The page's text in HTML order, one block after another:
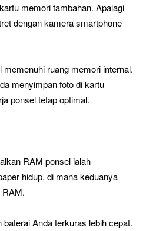
memori tambahan. Apalagi
dengan kamera smartphone
memenuhi ruang memori internal.
menyimpan foto di kartu
ponsel tetap optimal.
RAM ponsel ialah
hidup, di mana keduanya
RAM.
Anda terkuras lebih cepat.